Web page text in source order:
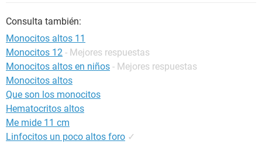
Consulta también:
Monocitos altos 11
Monocitos 12 - Mejores respuestas
Monocitos altos en niños - Mejores respuestas
Monocitos altos
Que son los monocitos
Hematocritos altos
Me mide 11 cm
Linfocitos un poco altos foro ✓